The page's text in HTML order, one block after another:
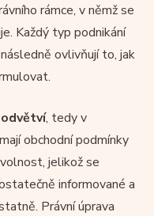
rámce, v němž se
Každý typ podnikání
ovlivňují to, jak
, tedy v
obchodní podmínky
jelikož se
informované a
Právní úprava